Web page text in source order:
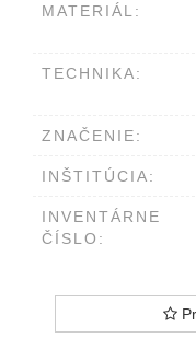
MATERIÁL:
TECHNIKA:
ZNAČENIE:
INŠTITÚCIA:
INVENTÁRNE
ČÍSLO: